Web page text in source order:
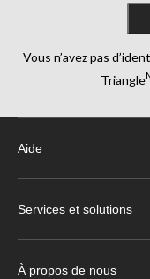
Vous n’avez pas
Triangle
Aide
Services et solutions
À propos de nous